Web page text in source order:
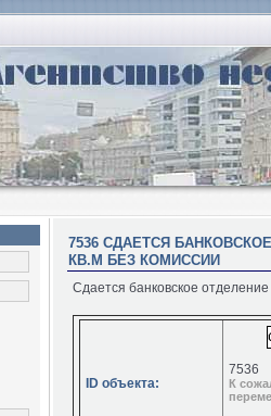
7536 СДАЕТСЯ
КВ.М БЕЗ КОМИССИИ
Сдается банковское
ID объекта:
7536
К